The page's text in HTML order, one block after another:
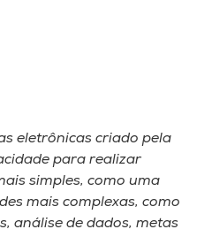
eletrônicas criado pela
para realizar
simples, como uma
mais complexas, como
análise de dados, metas